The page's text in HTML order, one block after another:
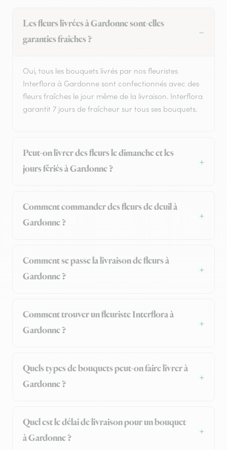
Les fleurs livrées à Gardonne sont-elles
garanties fraîches ?
Oui, tous les bouquets livrés par nos fleuristes
Interflora à Gardonne sont confectionnés avec des
fleurs fraîches le jour même de la livraison. Interflora
garantit 7 jours de fraîcheur sur tous ses bouquets.
Peut-on livrer des fleurs le dimanche et les
jours fériés à Gardonne ?
Comment commander des fleurs de deuil à
Gardonne ?
Comment se passe la livraison de fleurs à
Gardonne ?
Comment trouver un fleuriste Interflora à
Gardonne ?
Quels types de bouquets peut-on faire livrer à
Gardonne ?
Quel est le délai de livraison pour un bouquet
à Gardonne ?